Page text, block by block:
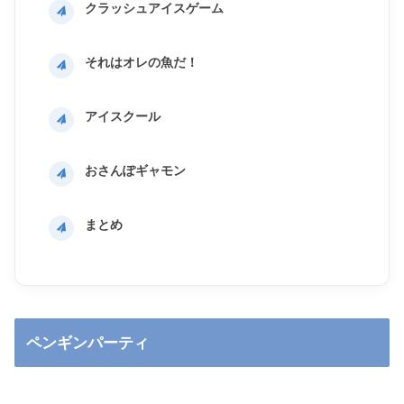
クラッシュアイスゲーム
それはオレの魚だ！
アイスクール
おさんぽギャモン
まとめ
ペンギンパーティ